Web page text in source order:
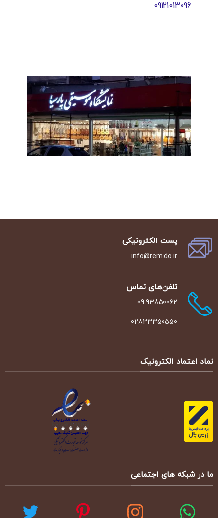
09121013096
پست الکترونیکی
info@remido.ir
تلفن‌‌های تماس
09193850062
02833350550
نماد اعتماد الکترونیک
ما در شبکه های اجتماعی